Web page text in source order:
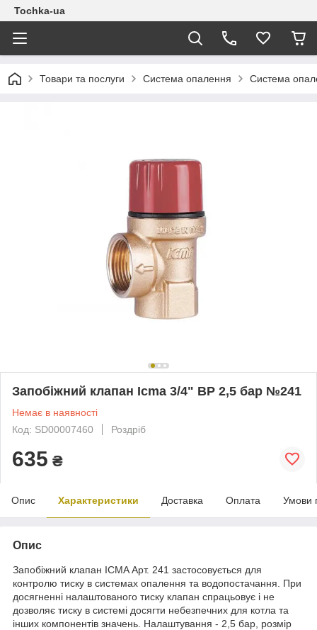
Tochka-ua
Товари та послуги Система опалення Система
Запобіжний клапан Icma 3/4" ВР 2,5 бар №241
Немає в наявності
Код: SD00007460
Роздріб
635 ₴
Опис Характеристики Доставка Оплата Умови
Опис
Запобіжний клапан ICMA Арт. 241 застосовується для
контролю тиску в системах опалення та водопостачання. При
досягненні налаштованого тиску клапан спрацьовує і не
дозволяє тиску в системі досягти небезпечних для котла та
інших компонентів значень. Налаштування - 2,5 бар, розмір